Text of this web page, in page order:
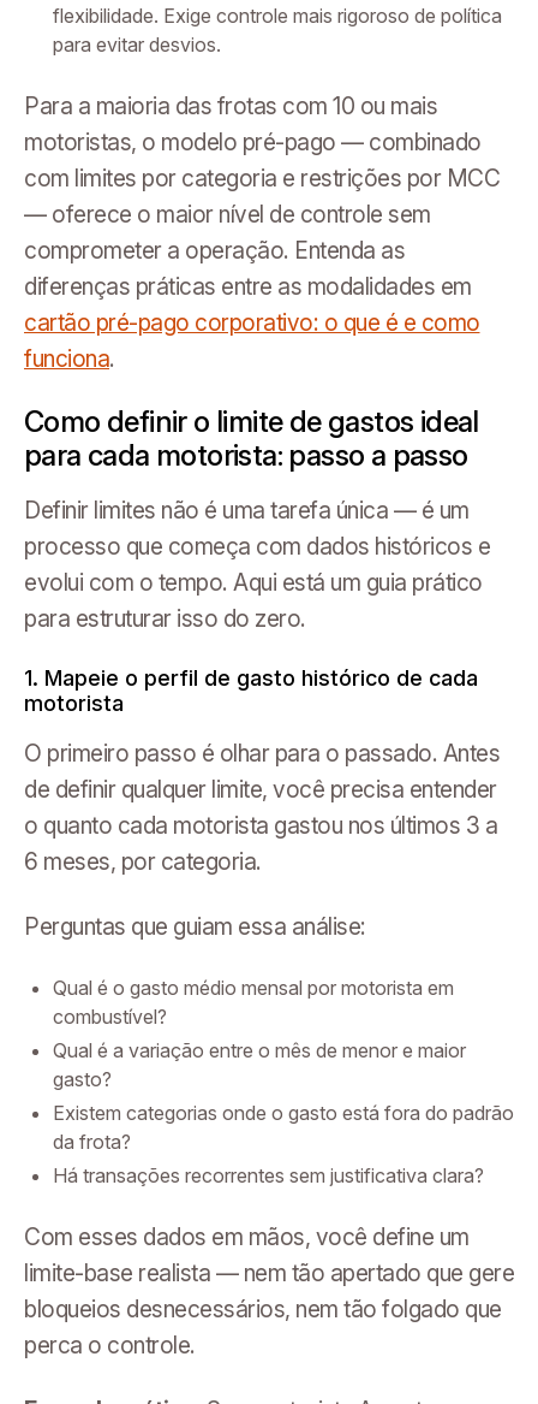
flexibilidade. Exige controle mais rigoroso de política
para evitar desvios.
Para a maioria das frotas com 10 ou mais
motoristas, o modelo pré-pago — combinado
com limites por categoria e restrições por MCC
— oferece o maior nível de controle sem
comprometer a operação. Entenda as
diferenças práticas entre as modalidades em
cartão pré-pago corporativo: o que é e como
funciona.
Como definir o limite de gastos ideal
para cada motorista: passo a passo
Definir limites não é uma tarefa única — é um
processo que começa com dados históricos e
evolui com o tempo. Aqui está um guia prático
para estruturar isso do zero.
1. Mapeie o perfil de gasto histórico de cada
motorista
O primeiro passo é olhar para o passado. Antes
de definir qualquer limite, você precisa entender
o quanto cada motorista gastou nos últimos 3 a
6 meses, por categoria.
Perguntas que guiam essa análise:
Qual é o gasto médio mensal por motorista em
combustível?
Qual é a variação entre o mês de menor e maior
gasto?
Existem categorias onde o gasto está fora do padrão
da frota?
Há transações recorrentes sem justificativa clara?
Com esses dados em mãos, você define um
limite-base realista — nem tão apertado que gere
bloqueios desnecessários, nem tão folgado que
perca o controle.